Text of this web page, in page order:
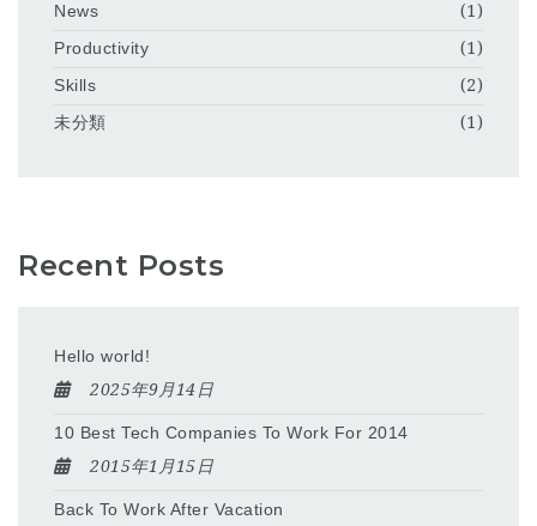
News
(1)
Productivity
(1)
Skills
(2)
未分類
(1)
Recent Posts
Hello world!
2025年9月14日
10 Best Tech Companies To Work For 2014
2015年1月15日
Back To Work After Vacation